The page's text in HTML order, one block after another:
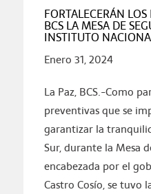
FORTALECERÁN
BCS LA MESA DE
INSTITUTO
Enero 31, 2024
La Paz, BCS.-Como
preventivas que se
garantizar la
Sur, durante la Mesa
encabezada por el
Castro Cosío, se tuvo